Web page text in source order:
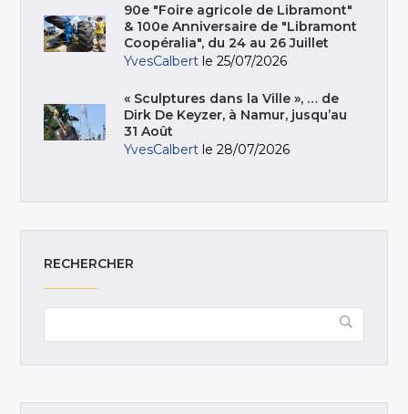
90e "Foire agricole de Libramont"
& 100e Anniversaire de "Libramont
Coopéralia", du 24 au 26 Juillet
YvesCalbert le 25/07/2026
« Sculptures dans la Ville », … de
Dirk De Keyzer, à Namur, jusqu’au
31 Août
YvesCalbert le 28/07/2026
RECHERCHER